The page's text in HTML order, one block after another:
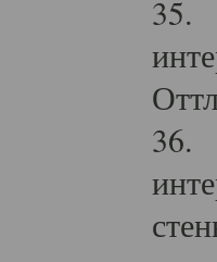
35.
36.